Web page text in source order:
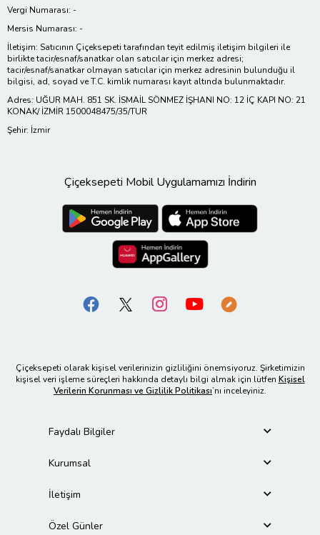
Vergi Numarası: -
Mersis Numarası: -
İletişim: Satıcının Çiçeksepeti tarafından teyit edilmiş iletişim bilgileri ile
birlikte tacir/esnaf/sanatkar olan satıcılar için merkez adresi;
tacir/esnaf/sanatkar olmayan satıcılar için merkez adresinin bulunduğu il
bilgisi, ad, soyad ve T.C. kimlik numarası kayıt altında bulunmaktadır.
Adres: UĞUR MAH. 851 SK. İSMAİL SÖNMEZ İŞHANI NO: 12 İÇ KAPI NO: 21
KONAK/ İZMİR 1500048475/35/TUR
Şehir: İzmir
Çiçeksepeti Mobil Uygulamamızı İndirin
Çiçeksepeti olarak kişisel verilerinizin gizliliğini önemsiyoruz. Şirketimizin
kişisel veri işleme süreçleri hakkında detaylı bilgi almak için lütfen Kişisel
Verilerin Korunması ve Gizlilik Politikası’nı inceleyiniz.
Faydalı Bilgiler
Kurumsal
İletişim
Özel Günler